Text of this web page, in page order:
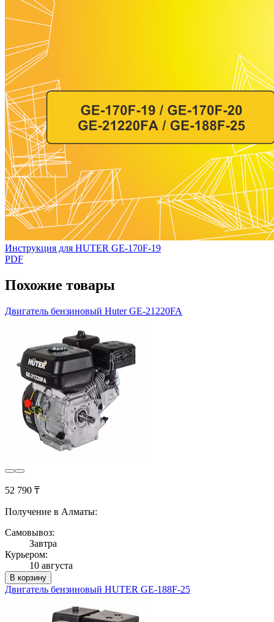
Инструкция для HUTER GE-170F-19
PDF
Похожие товары
Двигатель бензиновый Huter GE-21220FA
52 790 ₸
Получение в Алматы:
Самовывоз:
Завтра
Курьером:
10 августа
В корзину
Двигатель бензиновый HUTER GE-188F-25